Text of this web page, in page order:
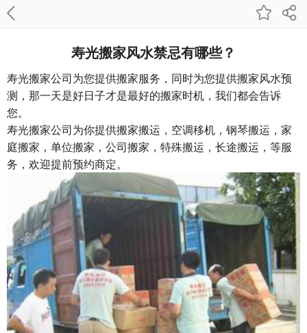
寿光搬家风水禁忌有哪些？
寿光搬家公司为您提供搬家服务，同时为您提供搬家风水预
测，那一天是好日子才是最好的搬家时机，我们都会告诉
您。
寿光搬家公司为你提供搬家搬运，空调移机，钢琴搬运，家
庭搬家，单位搬家，公司搬家，特殊搬运，长途搬运，等服
务，欢迎提前预约商定。